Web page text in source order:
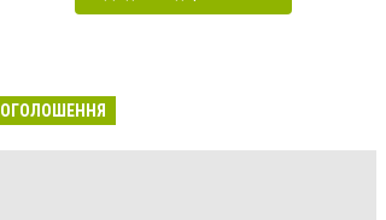
ОГОЛОШЕННЯ